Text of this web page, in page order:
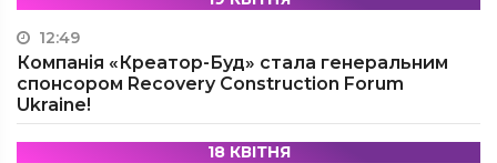
12:49
Компанія «Креатор-Буд» стала генеральним
спонсором Recovery Construction Forum
Ukraine!
18 КВІТНЯ